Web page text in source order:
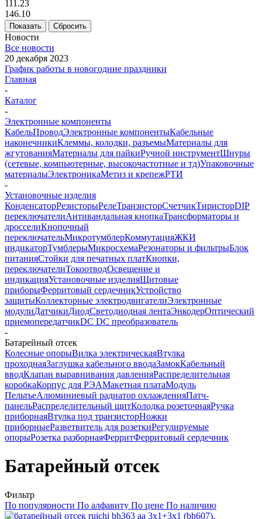
111.23
146.10
Показать Сбросить
Новости
Все новости
20 декабря 2023
График работы в новогодние праздники
Главная
-
Каталог
-
Электронные компоненты
КабельПроводЭлектронные компонентыКабельные
наконечникиКлеммы, колодки, разъемыМатериалы для
жгутованияМатериалы для пайкиРучной инструментШнуры
(сетевые, компьютерные, высокочастотные и тд)Упаковочные
материалыЭлектроникаМетиз и крепежРТИ
-
Установочные изделия
КонденсаторРезисторыРелеТранзисторСчетчикТиристорDIP
переключателиАнтивандальная кнопкаТрансформаторы и
дросселиКнопочный
переключательМикротумблерКоммутацияЖКИ
индикаторТумблерыМикросхемаРезонаторы и фильтрыБлок
питанияСтойки для печатных платКнопки,
переключателиТокоотводОсвещение и
индикацияУстановочные изделияЩитовые
приборыФерритовый сердечникУстройство
защитыКоллекторные электродвигателиЭлектронные
модулиДатчикиДиодСветодиодная лентаЭнкодерОптический
приемопередатчикDC DC преобразователь
-
Батарейный отсек
Колесные опорыВилка электрическаяВтулка
проходнаяЗаглушка кабельного вводаЗамокКабельный
вводКлапан выравнивания давленияРаспределительная
коробкаКорпус для РЭАМакетная платаМодуль
ПельтьеАлюминиевый радиатор охлажденияПатч-
панельРаспределительный щитКолодка розеточнаяРучка
приборнаяВтулка под транзисторНожки
приборныеРазветвитель для розеткиРегулируемые
опорыРозетка разборнаяФерритФерритовый сердечник
Батарейный отсек
Фильтр
По популярности По алфавиту По цене По наличию